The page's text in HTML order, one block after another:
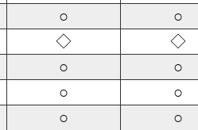
○ ○
◇ ◇
○ ○
○ ○
○ ○